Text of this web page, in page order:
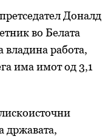
Доналд
во Белата
владина работа,
има имот од 3,1
државата,